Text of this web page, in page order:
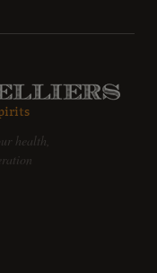
health,